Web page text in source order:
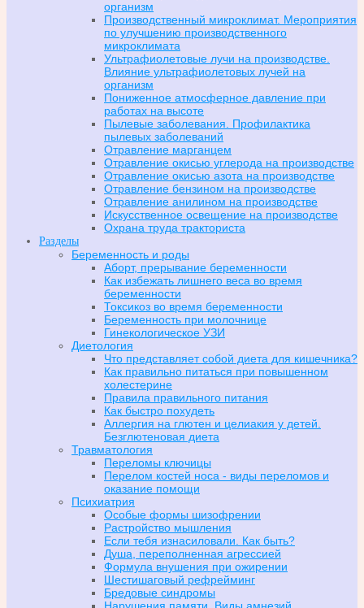
организм
Производственный микроклимат. Мероприятия
по улучшению производственного
микроклимата
Ультрафиолетовые лучи на производстве.
Влияние ультрафиолетовых лучей на
организм
Пониженное атмосферное давление при
работах на высоте
Пылевые заболевания. Профилактика
пылевых заболеваний
Отравление марганцем
Отравление окисью углерода на производстве
Отравление окисью азота на производстве
Отравление бензином на производстве
Отравление анилином на производстве
Искусственное освещение на производстве
Охрана труда тракториста
Разделы
Беременность и роды
Аборт, прерывание беременности
Как избежать лишнего веса во время
беременности
Токсикоз во время беременности
Беременность при молочнице
Гинекологическое УЗИ
Диетология
Что представляет собой диета для кишечника?
Как правильно питаться при повышенном
холестерине
Правила правильного питания
Как быстро похудеть
Аллергия на глютен и целиакия у детей.
Безглютеновая диета
Травматология
Переломы ключицы
Перелом костей носа - виды переломов и
оказание помощи
Психиатрия
Особые формы шизофрении
Растройство мышления
Если тебя изнасиловали. Как быть?
Душа, переполненная агрессией
Формула внушения при ожирении
Шестишаговый рефрейминг
Бредовые синдромы